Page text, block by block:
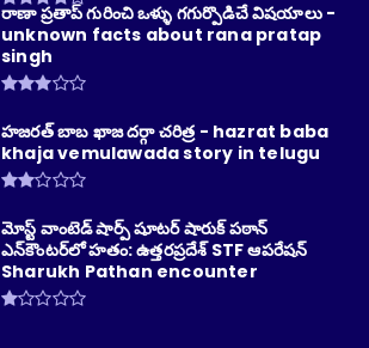
రాణా ప్రతాప్ గురించి ఒళ్ళు గగుర్పొడిచే విషయాలు -
unknown facts about rana pratap
singh
హజరత్ బాబ ఖాజ దర్గా చరిత్ర - hazrat baba
khaja vemulawada story in telugu
మోస్ట్ వాంటెడ్ షార్ప్ షూటర్ షారుక్ పఠాన్
ఎన్‌కౌంటర్‌లో హతం: ఉత్తరప్రదేశ్ STF ఆపరేషన్
Sharukh Pathan encounter